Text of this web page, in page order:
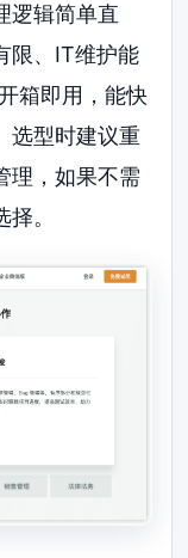
逻辑简单直
限、IT维护能
箱即用，能快
选型时建议重
理，如果不需
。